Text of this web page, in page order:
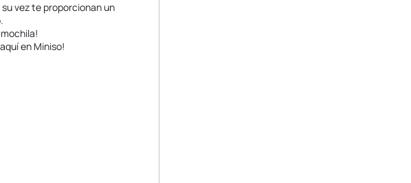
vez te proporcionan un
en Miniso!